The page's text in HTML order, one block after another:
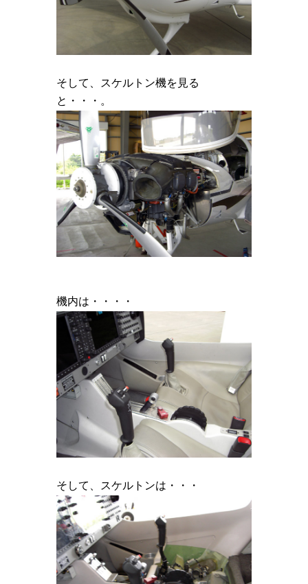
そして、スケルトン機を見る
と・・・。
機内は・・・・
そして、スケルトンは・・・